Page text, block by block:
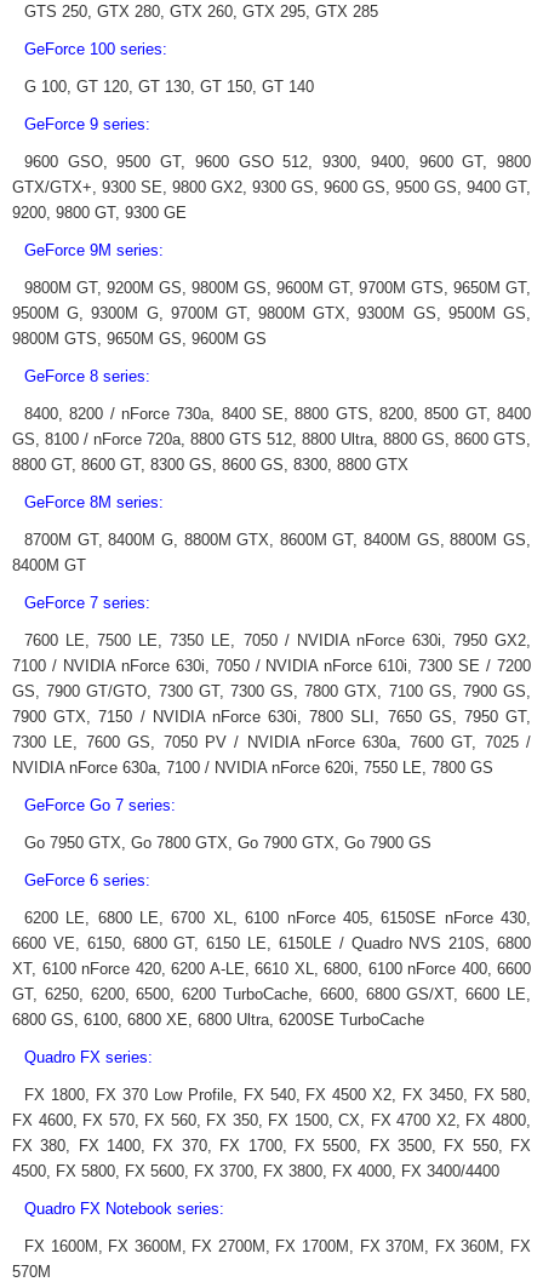
GTS 250, GTX 280, GTX 260, GTX 295, GTX 285
GeForce 100 series:
G 100, GT 120, GT 130, GT 150, GT 140
GeForce 9 series:
9600 GSO, 9500 GT, 9600 GSO 512, 9300, 9400, 9600 GT, 9800
GTX/GTX+, 9300 SE, 9800 GX2, 9300 GS, 9600 GS, 9500 GS, 9400 GT,
9200, 9800 GT, 9300 GE
GeForce 9M series:
9800M GT, 9200M GS, 9800M GS, 9600M GT, 9700M GTS, 9650M GT,
9500M G, 9300M G, 9700M GT, 9800M GTX, 9300M GS, 9500M GS,
9800M GTS, 9650M GS, 9600M GS
GeForce 8 series:
8400, 8200 / nForce 730a, 8400 SE, 8800 GTS, 8200, 8500 GT, 8400
GS, 8100 / nForce 720a, 8800 GTS 512, 8800 Ultra, 8800 GS, 8600 GTS,
8800 GT, 8600 GT, 8300 GS, 8600 GS, 8300, 8800 GTX
GeForce 8M series:
8700M GT, 8400M G, 8800M GTX, 8600M GT, 8400M GS, 8800M GS,
8400M GT
GeForce 7 series:
7600 LE, 7500 LE, 7350 LE, 7050 / NVIDIA nForce 630i, 7950 GX2,
7100 / NVIDIA nForce 630i, 7050 / NVIDIA nForce 610i, 7300 SE / 7200
GS, 7900 GT/GTO, 7300 GT, 7300 GS, 7800 GTX, 7100 GS, 7900 GS,
7900 GTX, 7150 / NVIDIA nForce 630i, 7800 SLI, 7650 GS, 7950 GT,
7300 LE, 7600 GS, 7050 PV / NVIDIA nForce 630a, 7600 GT, 7025 /
NVIDIA nForce 630a, 7100 / NVIDIA nForce 620i, 7550 LE, 7800 GS
GeForce Go 7 series:
Go 7950 GTX, Go 7800 GTX, Go 7900 GTX, Go 7900 GS
GeForce 6 series:
6200 LE, 6800 LE, 6700 XL, 6100 nForce 405, 6150SE nForce 430,
6600 VE, 6150, 6800 GT, 6150 LE, 6150LE / Quadro NVS 210S, 6800
XT, 6100 nForce 420, 6200 A-LE, 6610 XL, 6800, 6100 nForce 400, 6600
GT, 6250, 6200, 6500, 6200 TurboCache, 6600, 6800 GS/XT, 6600 LE,
6800 GS, 6100, 6800 XE, 6800 Ultra, 6200SE TurboCache
Quadro FX series:
FX 1800, FX 370 Low Profile, FX 540, FX 4500 X2, FX 3450, FX 580,
FX 4600, FX 570, FX 560, FX 350, FX 1500, CX, FX 4700 X2, FX 4800,
FX 380, FX 1400, FX 370, FX 1700, FX 5500, FX 3500, FX 550, FX
4500, FX 5800, FX 5600, FX 3700, FX 3800, FX 4000, FX 3400/4400
Quadro FX Notebook series:
FX 1600M, FX 3600M, FX 2700M, FX 1700M, FX 370M, FX 360M, FX
570M